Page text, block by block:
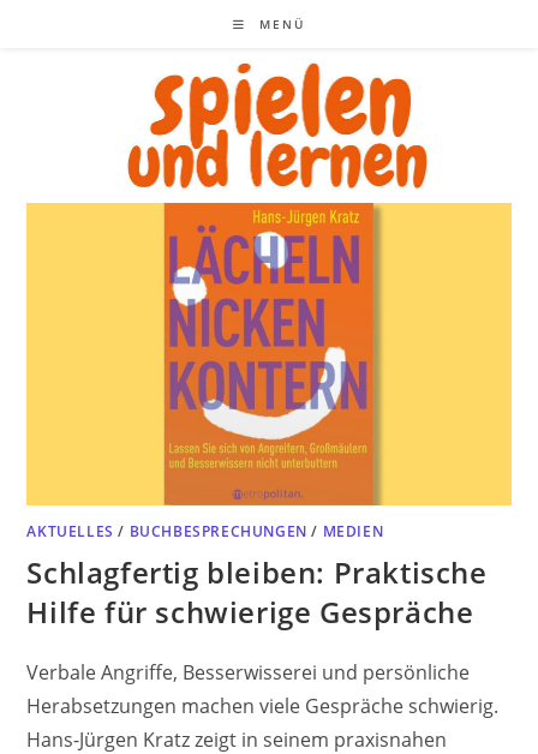
MENÜ
AKTUELLES / BUCHBESPRECHUNGEN / MEDIEN
Schlagfertig bleiben: Praktische
Hilfe für schwierige Gespräche
Verbale Angriffe, Besserwisserei und persönliche
Herabsetzungen machen viele Gespräche schwierig.
Hans-Jürgen Kratz zeigt in seinem praxisnahen